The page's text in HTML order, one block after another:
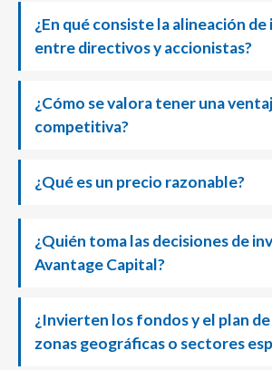
¿En qué consiste la alineación
entre directivos y accionistas?
¿Cómo se valora tener una
competitiva?
¿Qué es un precio razonable?
¿Quién toma las decisiones de
Avantage Capital?
¿Invierten los fondos y el plan
zonas geográficas o sectores